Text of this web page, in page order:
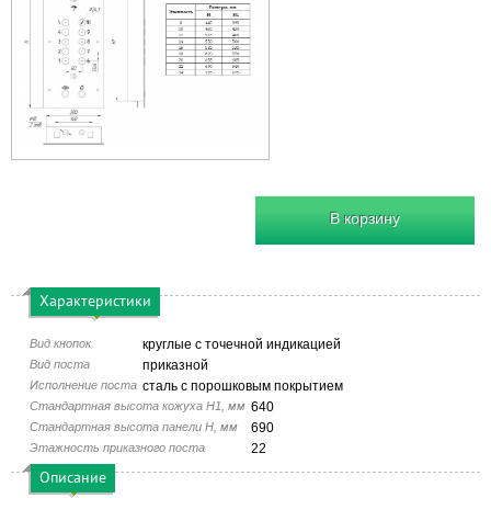
В корзину
Характеристики
Вид кнопок круглые с точечной индикацией
Вид поста приказной
Исполнение поста сталь с порошковым покрытием
Стандартная высота кожуха H1, мм 640
Стандартная высота панели H, мм 690
Этажность приказного поста 22
Описание